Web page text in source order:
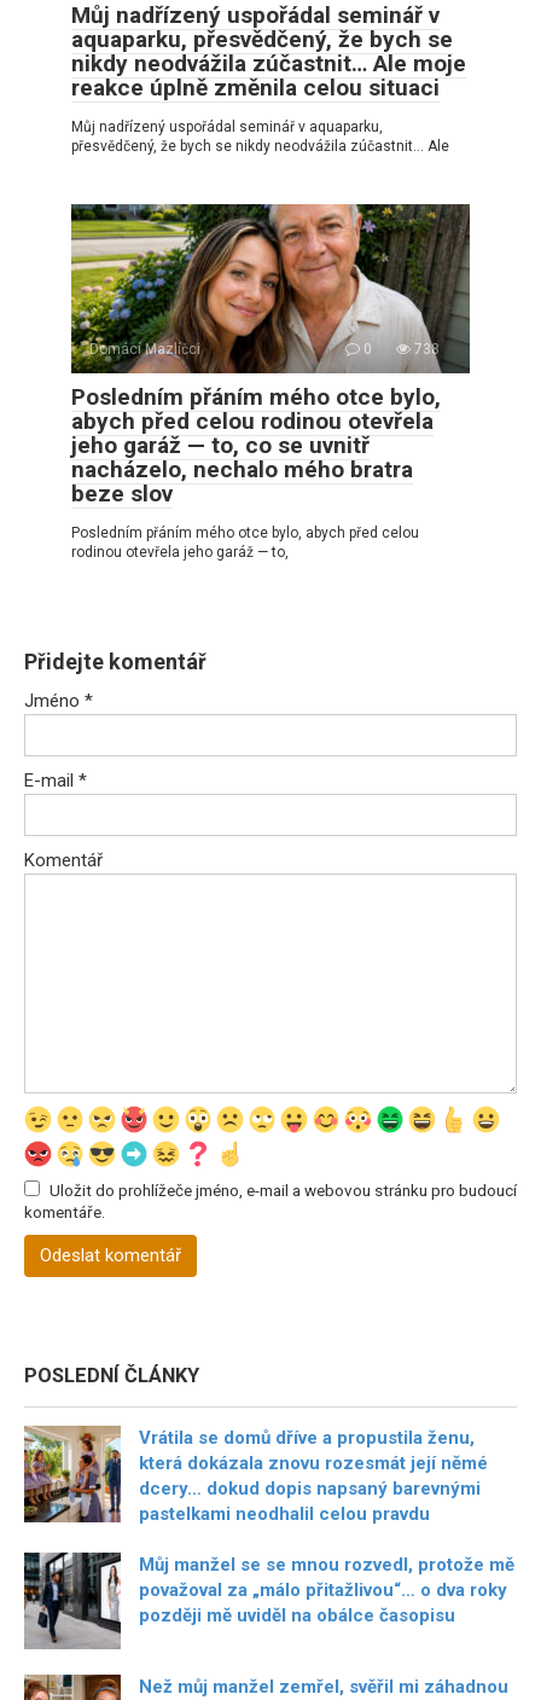
Můj nadřízený uspořádal seminář v
aquaparku, přesvědčený, že bych se
nikdy neodvážila zúčastnit… Ale moje
reakce úplně změnila celou situaci
Můj nadřízený uspořádal seminář v aquaparku,
přesvědčený, že bych se nikdy neodvážila zúčastnit… Ale
Domácí Mazlíčci 0 738
Posledním přáním mého otce bylo,
abych před celou rodinou otevřela
jeho garáž — to, co se uvnitř
nacházelo, nechalo mého bratra
beze slov
Posledním přáním mého otce bylo, abych před celou
rodinou otevřela jeho garáž — to,
Přidejte komentář
Jméno *
E-mail *
Komentář
Uložit do prohlížeče jméno, e-mail a webovou stránku pro budoucí
komentáře.
POSLEDNÍ ČLÁNKY
Vrátila se domů dříve a propustila ženu,
která dokázala znovu rozesmát její němé
dcery… dokud dopis napsaný barevnými
pastelkami neodhalil celou pravdu
Můj manžel se se mnou rozvedl, protože mě
považoval za „málo přitažlivou“… o dva roky
později mě uviděl na obálce časopisu
Než můj manžel zemřel, svěřil mi záhadnou